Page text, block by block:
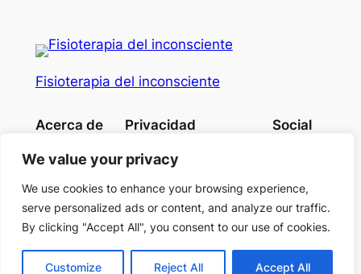
We value your privacy
We use cookies to enhance your browsing experience,
serve personalized ads or content, and analyze our traffic.
By clicking "Accept All", you consent to our use of cookies.
Customize Reject All Accept All
Fisioterapia del inconsciente
Acerca de
Equipo
Carreras
Privacidad
Política de privacidad
Términos y condiciones
Contacta con consotros
Social
Twitter/X